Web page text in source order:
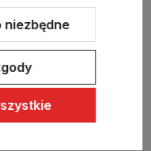
Shoper Modern 3.0™
niezbędne